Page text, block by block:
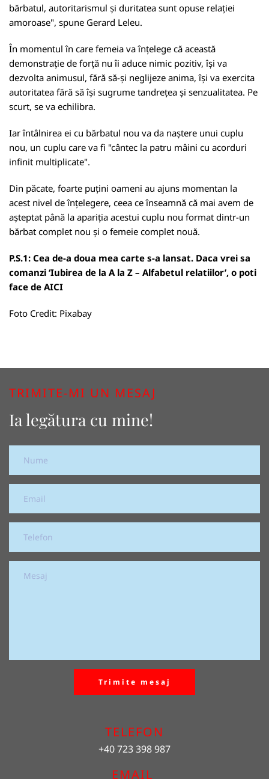
bărbatul, autoritarismul și duritatea sunt opuse relației
amoroase", spune Gerard Leleu.
În momentul în care femeia va înțelege că această
demonstrație de forță nu îi aduce nimic pozitiv, își va
dezvolta animusul, fără să-și neglijeze anima, își va exercita
autoritatea fără să își sugrume tandrețea și senzualitatea. Pe
scurt, se va echilibra.
Iar întâlnirea ei cu bărbatul nou va da naștere unui cuplu
nou, un cuplu care va fi "cântec la patru mâini cu acorduri
infinit multiplicate".
Din păcate, foarte puțini oameni au ajuns momentan la
acest nivel de înțelegere, ceea ce înseamnă că mai avem de
așteptat până la apariția acestui cuplu nou format dintr-un
bărbat complet nou și o femeie complet nouă.
P.S.1: Cea de-a doua mea carte s-a lansat. Daca vrei sa
comanzi ‘Iubirea de la A la Z – Alfabetul relatiilor’, o poti
face de AICI
Foto Credit: Pixabay
TRIMITE-MI UN MESAJ
Ia legătura cu mine!
Trimite mesaj
TELEFON
+40 723 398 987
EMAIL